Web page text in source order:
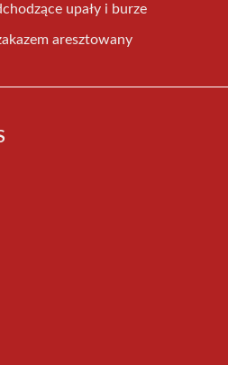
upały i burze
aresztowany